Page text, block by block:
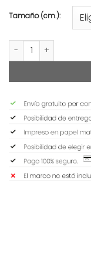
Tamaño (cm.):
LA TORRE cantidad